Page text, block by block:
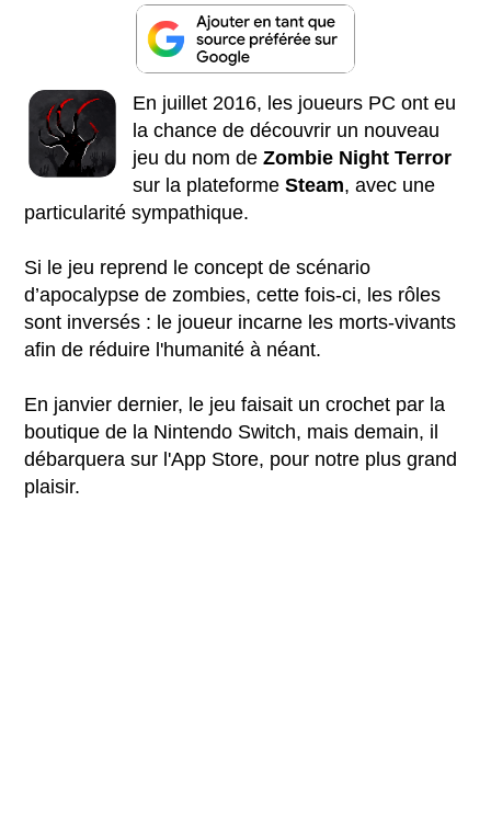
En juillet 2016, les joueurs PC ont eu
la chance de découvrir un nouveau
jeu du nom deZombie Night Terror
sur la plateformeSteam, avec une
particularité sympathique.
Si le jeu reprend le concept de scénario
d’apocalypse de zombies, cette fois-ci, les rôles
sont inversés : le joueur incarne les morts-vivants
afin de réduire l'humanité à néant.
En janvier dernier, le jeu faisait un crochet par la
boutique de la Nintendo Switch, mais demain, il
débarquera sur l'App Store, pour notre plus grand
plaisir.